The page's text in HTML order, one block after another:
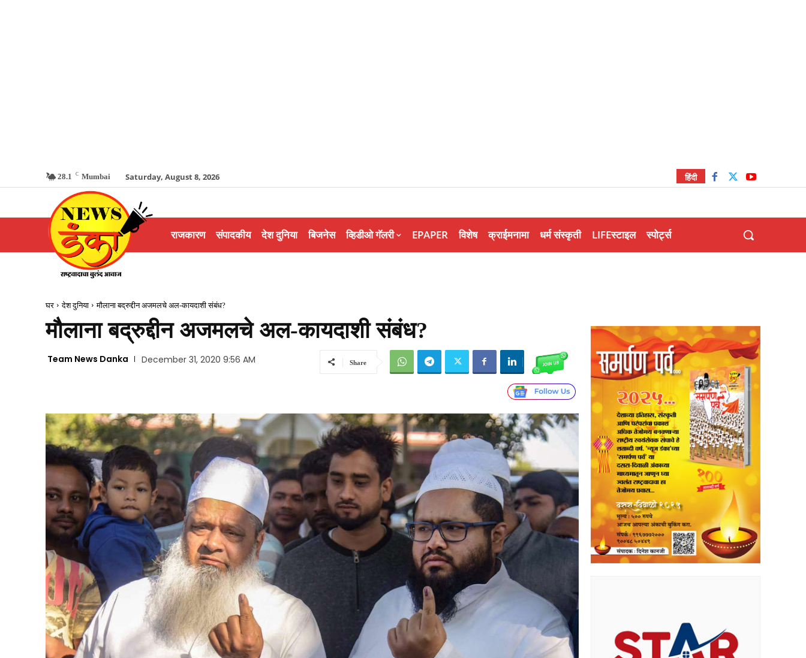
28.1 C Mumbai Saturday, August 8, 2026 हिंदी
राजकारण संपादकीय देश दुनिया बिजनेस व्हिडीओ गॅलरी EPAPER विशेष क्राईमनामा धर्म संस्कृती LIFEस्टाइल स्पोर्ट्स
घर देश दुनिया मौलाना बद्रुद्दीन अजमलचे अल-कायदाशी संबंध?
मौलाना बद्रुद्दीन अजमलचे अल-कायदाशी संबंध?
Team News Danka December 31, 2020 9:56 AM Share